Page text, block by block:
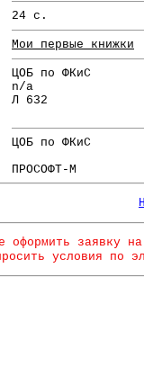
24 с.
Мои первые книжки
ЦОБ по ФКиС
n/a
Л 632
ЦОБ по ФКиС
ПРОСОФТ-М
оформить заявку
условия по